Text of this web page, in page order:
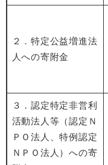
２．特定公益増進法
人への寄附金
３．認定特定非営利
活動法人等（認定Ｎ
ＰＯ法人、特例認定
ＮＰＯ法人）への寄